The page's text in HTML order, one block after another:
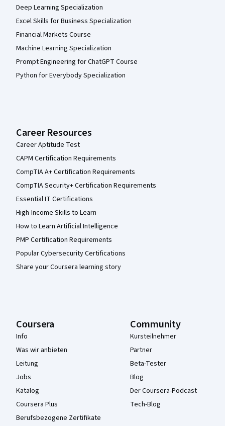
Deep Learning Specialization
Excel Skills for Business Specialization
Financial Markets Course
Machine Learning Specialization
Prompt Engineering for ChatGPT Course
Python for Everybody Specialization
Career Resources
Career Aptitude Test
CAPM Certification Requirements
CompTIA A+ Certification Requirements
CompTIA Security+ Certification Requirements
Essential IT Certifications
High-Income Skills to Learn
How to Learn Artificial Intelligence
PMP Certification Requirements
Popular Cybersecurity Certifications
Share your Coursera learning story
Coursera
Info
Was wir anbieten
Leitung
Jobs
Katalog
Coursera Plus
Berufsbezogene Zertifikate
Community
Kursteilnehmer
Partner
Beta-Tester
Blog
Der Coursera-Podcast
Tech-Blog